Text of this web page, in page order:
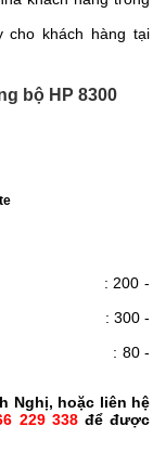
cho khách hàng tại
bộ HP 8300
loai : 200 -
-
: 80 -
Nghị, hoặc liên hệ
229 338để được